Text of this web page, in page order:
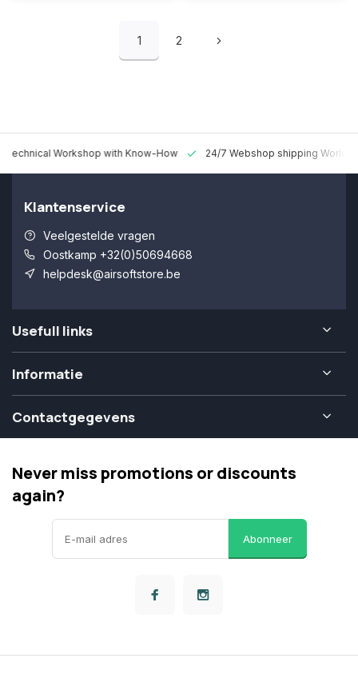
1 2
Technical Workshop with Know-How 24/7 Webshop shipping
Klantenservice
Veelgestelde vragen
Oostkamp +32(0)50694668
helpdesk@airsoftstore.be
Usefull links
Informatie
Contactgegevens
Never miss promotions or discounts
again?
Abonneer